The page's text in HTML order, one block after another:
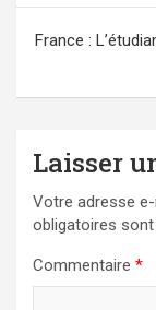
France :
Laisser
Votre adresse
obligatoires
Commentaire *